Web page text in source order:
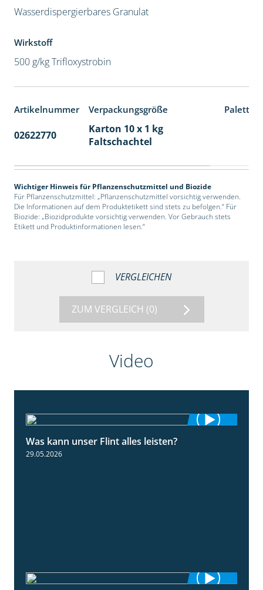
Wasserdispergierbares Granulat
Wirkstoff
500 g/kg Trifloxystrobin
Artikelnummer Verpackungsgröße
02622770
Karton 10 x 1 kg
Faltschachtel
Wichtiger Hinweis für Pflanzenschutzmittel und Biozide
Für Pflanzenschutzmittel: „Pflanzenschutzmittel vorsichtig verwenden.
Die Informationen auf dem Produktetikett sind stets zu befolgen.“ Für
Biozide: „Biozidprodukte vorsichtig verwenden. Vor Gebrauch stets
Etikett und Produktinformationen lesen.“
VERGLEICHEN
ZUM VERGLEICH (0)
Video
Was kann unser Flint alles leisten?
29.05.2026